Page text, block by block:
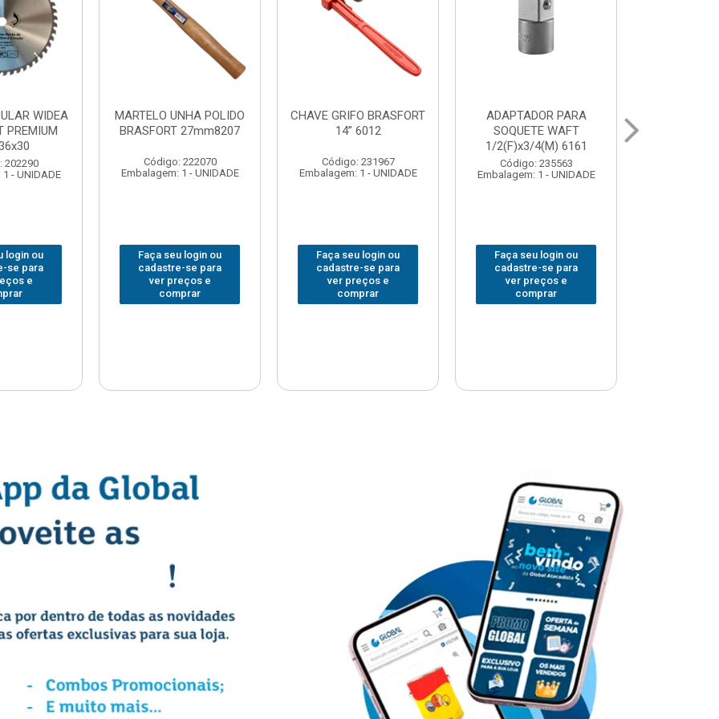
GRIFO BRASFORT
14” 6012
Código: 231967
1 - UNIDADE
Faça seu login ou
cadastre-se para
ver preços e
comprar
ADAPTADOR PARA
SOQUETE WAFT
Código: 235563
Embalagem: 1 - UNIDADE
Faça seu login ou
cadastre-se para
ver preços e
comprar
ABAJOUR LED
BRASFORT COB MESA
Código: 310379
Embalagem: 1 - UNIDADE
Faça seu login ou
cadastre-se para
ver preços e
comprar
BOLSA PARA
FERRAMENTAS
BRASFORT FECHADA
18BOLSOS 7559
Código: 312401
Faça seu login ou
cadastre-se para
ver preços e
comprar